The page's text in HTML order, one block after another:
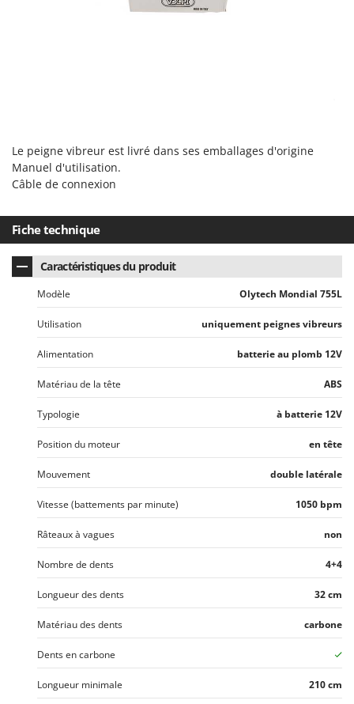
Tellarini Pompe
Telwin
Tineco
Titania
Tornado
Tre Spade
Trev - Abrek - TecnoVIR
Trotec
Troy-Bilt
Udor
Unger
Verdemax
Vesco
Volpi
Waldner
Weber
WIDU
Wiper EcoRobot
Wolf Garten
Wortex
Le peigne vibreur est livré dans ses emballages d'origine
Manuel d'utilisation.
Câble de connexion
Fiche technique
Caractéristiques du produit
Modèle Olytech Mondial 755L
Utilisation uniquement peignes vibreurs
Alimentation batterie au plomb 12V
Matériau de la tête ABS
Typologie à batterie 12V
Position du moteur en tête
Mouvement double latérale
Vitesse (battements par minute) 1050 bpm
Râteaux à vagues non
Nombre de dents 4+4
Longueur des dents 32 cm
Matériau des dents carbone
Dents en carbone
Longueur minimale 210 cm